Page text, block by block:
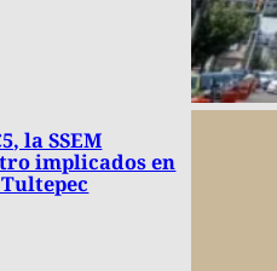
la SSEM
implicados en